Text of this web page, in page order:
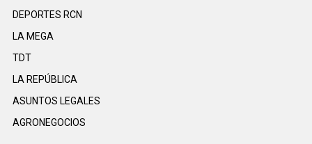
DEPORTES RCN
LA MEGA
TDT
LA REPÚBLICA
ASUNTOS LEGALES
AGRONEGOCIOS